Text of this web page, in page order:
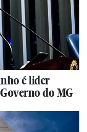
é lider
do MG